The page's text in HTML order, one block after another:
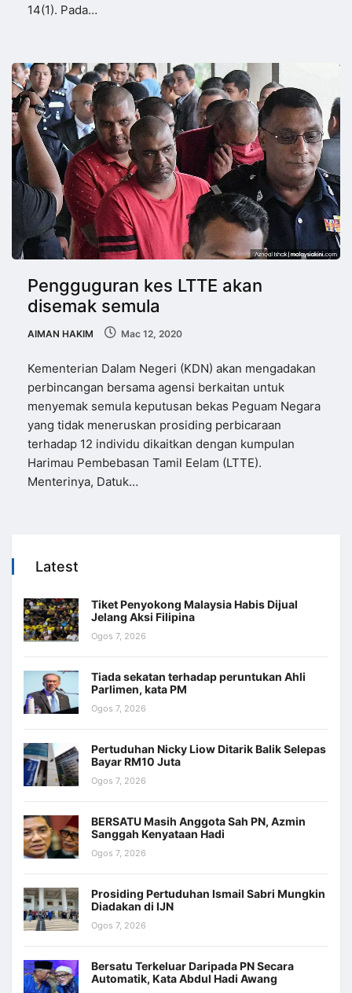
14(1). Pada…
Pengguguran kes LTTE akan
disemak semula
AIMAN HAKIM Mac 12, 2020
Kementerian Dalam Negeri (KDN) akan mengadakan
perbincangan bersama agensi berkaitan untuk
menyemak semula keputusan bekas Peguam Negara
yang tidak meneruskan prosiding perbicaraan
terhadap 12 individu dikaitkan dengan kumpulan
Harimau Pembebasan Tamil Eelam (LTTE).
Menterinya, Datuk…
Latest
Tiket Penyokong Malaysia Habis Dijual
Jelang Aksi Filipina
Ogos 7, 2026
Tiada sekatan terhadap peruntukan Ahli
Parlimen, kata PM
Ogos 7, 2026
Pertuduhan Nicky Liow Ditarik Balik Selepas
Bayar RM10 Juta
Ogos 7, 2026
BERSATU Masih Anggota Sah PN, Azmin
Sanggah Kenyataan Hadi
Ogos 7, 2026
Prosiding Pertuduhan Ismail Sabri Mungkin
Diadakan di IJN
Ogos 7, 2026
Bersatu Terkeluar Daripada PN Secara
Automatik, Kata Abdul Hadi Awang